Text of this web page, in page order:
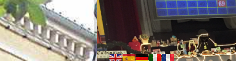
Friday - August 07, 2026